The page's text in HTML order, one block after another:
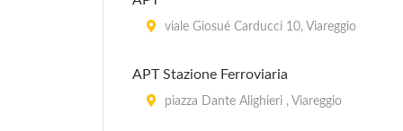
viale Giosué Carducci 10, Viareggio
APT Stazione Ferroviaria
piazza Dante Alighieri , Viareggio